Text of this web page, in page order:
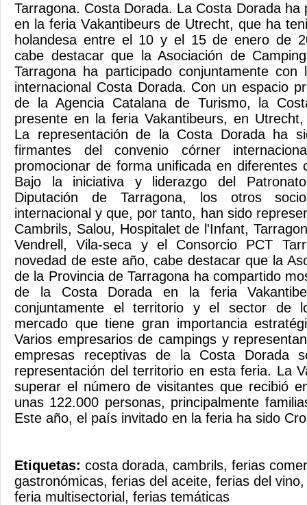
Tarragona. Costa Dorada. La Costa Dorada ha
en la feria Vakantibeurs de Utrecht, que ha
holandesa entre el 10 y el 15 de enero de
cabe destacar que la Asociación de
Tarragona ha participado conjuntamente
internacional Costa Dorada. Con un espacio
de la Agencia Catalana de Turismo, la
presente en la feria Vakantibeurs, en
La representación de la Costa Dorada ha
firmantes del convenio córner
promocionar de forma unificada en diferentes
Bajo la iniciativa y liderazgo del
Diputación de Tarragona, los otros
internacional y que, por tanto, han sido
Cambrils, Salou, Hospitalet de l'Infant,
Vendrell, Vila-seca y el Consorcio PCT
novedad de este año, cabe destacar que la
de la Provincia de Tarragona ha compartido
de la Costa Dorada en la feria
conjuntamente el territorio y el sector de
mercado que tiene gran importancia
Varios empresarios de campings y
empresas receptivas de la Costa Dorada
representación del territorio en esta feria. La
superar el número de visitantes que recibió
unas 122.000 personas, principalmente
Este año, el país invitado en la feria ha sido
Etiquetas: costa dorada, cambrils, ferias
gastronómicas, ferias del aceite, ferias del vino
feria multisectorial , ferias temáticas